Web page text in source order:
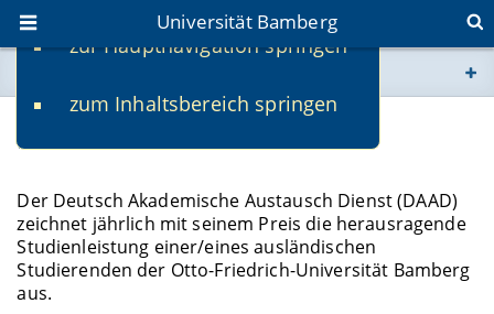
zur Hauptnavigation springen
zum Inhaltsbereich springen
Universität Bamberg
www.uni-bamberg.de
fis.uni-bamberg.de
DAAD-Preis
Der Deutsch Akademische Austausch Dienst (DAAD)
zeichnet jährlich mit seinem Preis die herausragende
Studienleistung einer/eines ausländischen
Studierenden der Otto-Friedrich-Universität Bamberg
aus.